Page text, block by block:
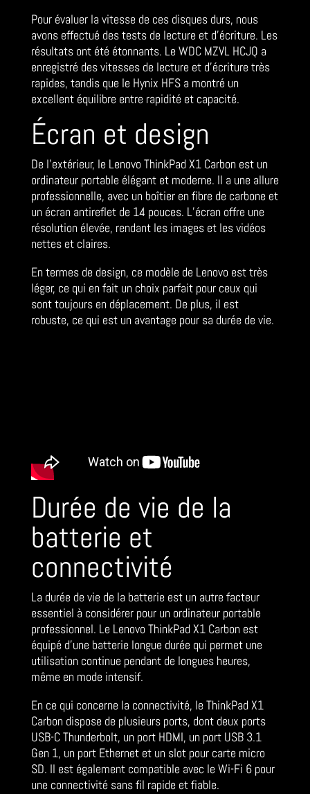
Pour évaluer la vitesse de ces disques durs, nous
avons effectué des tests de lecture et d’écriture. Les
résultats ont été étonnants. Le WDC MZVL HCJQ a
enregistré des vitesses de lecture et d’écriture très
rapides, tandis que le Hynix HFS a montré un
excellent équilibre entre rapidité et capacité.
Écran et design
De l’extérieur, le Lenovo ThinkPad X1 Carbon est un
ordinateur portable élégant et moderne. Il a une allure
professionnelle, avec un boîtier en fibre de carbone et
un écran antireflet de 14 pouces. L’écran offre une
résolution élevée, rendant les images et les vidéos
nettes et claires.
En termes de design, ce modèle de Lenovo est très
léger, ce qui en fait un choix parfait pour ceux qui
sont toujours en déplacement. De plus, il est
robuste, ce qui est un avantage pour sa durée de vie.
Durée de vie de la
batterie et
connectivité
La durée de vie de la batterie est un autre facteur
essentiel à considérer pour un ordinateur portable
professionnel. Le Lenovo ThinkPad X1 Carbon est
équipé d’une batterie longue durée qui permet une
utilisation continue pendant de longues heures,
même en mode intensif.
En ce qui concerne la connectivité, le ThinkPad X1
Carbon dispose de plusieurs ports, dont deux ports
USB-C Thunderbolt, un port HDMI, un port USB 3.1
Gen 1, un port Ethernet et un slot pour carte micro
SD. Il est également compatible avec le Wi-Fi 6 pour
une connectivité sans fil rapide et fiable.